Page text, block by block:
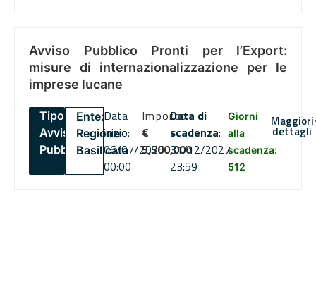
Avviso Pubblico Pronti per l’Export:
misure di internazionalizzazione per le
imprese lucane
Tipo:
Avviso
Pubblico
Ente:
Regione
Basilicata
Data
inizio:
06/07/2026
00:00
Importo
€
5,500,000
Data di
scadenza:
31/12/2027
23:59
Giorni
alla
scadenza:
512
Maggiori
dettagli